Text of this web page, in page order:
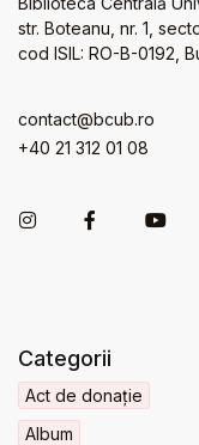
str. Boteanu, nr. 1,
cod ISIL: RO-B-0192,
contact@bcub.ro
+40 21 312 01 08
Categorii
Act de donație
Album